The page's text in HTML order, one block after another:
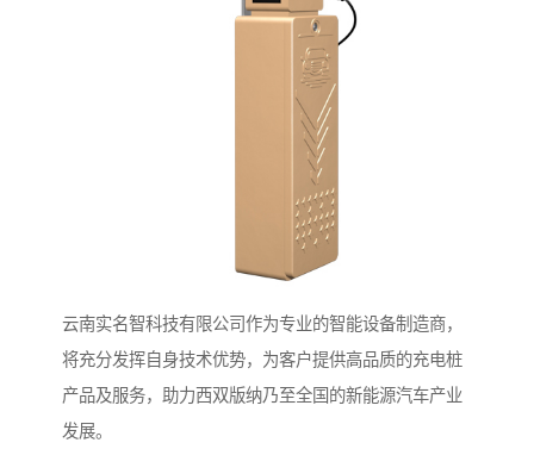
云南实名智科技有限公司作为专业的智能设备制造商，
将充分发挥自身技术优势，为客户提供高品质的充电桩
产品及服务，助力西双版纳乃至全国的新能源汽车产业
发展。